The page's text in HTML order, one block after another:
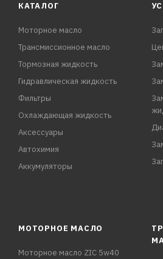
КАТАЛОГ
Моторное масло
Трансмиссионное масло
Тормозная жидкость
Гидравлическая жидкость
Фильтры
Охлаждающая жидкость
Аксессуары
Автохимия
Аккумуляторы
МОТОРНОЕ МАСЛО
Моторное масло ZIC 5w40